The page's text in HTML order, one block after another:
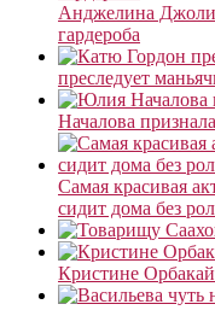
Анджелина Джоли
гардероба
преследует
Началова
Самая красивая
сидит дома без
Кристине